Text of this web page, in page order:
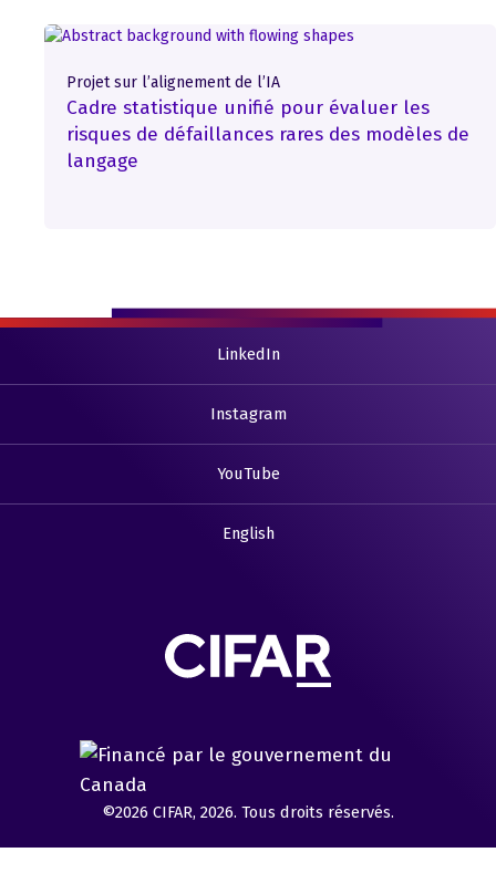
Projet sur l’alignement de l’IA
Cadre statistique unifié pour évaluer les
risques de défaillances rares des modèles de
langage
©2026 CIFAR, 2026. Tous droits réservés.
LinkedIn
Instagram
YouTube
English